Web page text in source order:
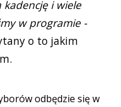
kadencję i wiele
w programie -
o to jakim
odbędzie się w